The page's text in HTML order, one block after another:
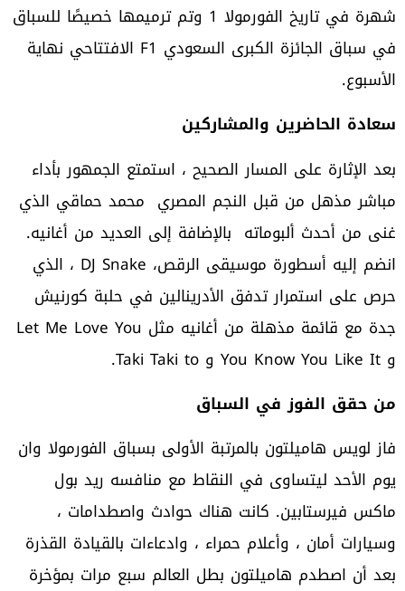
شهرة في تاريخ الفورمولا 1 وتم ترميمها خصيصًا للسباق
في سباق الجائزة الكبرى السعودي F1 الافتتاحي نهاية
الأسبوع.
سعادة الحاضرين والمشاركين
بعد الإثارة على المسار الصحيح ، استمتع الجمهور بأداء
مباشر مذهل من قبل النجم المصري محمد حماقي الذي
غنى من أحدث ألبوماته بالإضافة إلى العديد من أغانيه.
انضم إليه أسطورة موسيقى الرقص، DJ Snake ، الذي
حرص على استمرار تدفق الأدرينالين في حلبة كورنيش
جدة مع قائمة مذهلة من أغانيه مثل Let Me Love You
و You Know You Like It و Taki Taki to.
من حقق الفوز في السباق
فاز لويس هاميلتون بالمرتبة الأولى بسباق الفورمولا وان
يوم الأحد ليتساوى في النقاط مع منافسه ريد بول
ماكس فيرستابين. كانت هناك حوادث واصطدامات ،
وسيارات أمان ، وأعلام حمراء ، وادعاءات بالقيادة القذرة
بعد أن اصطدم هاميلتون بطل العالم سبع مرات بمؤخرة